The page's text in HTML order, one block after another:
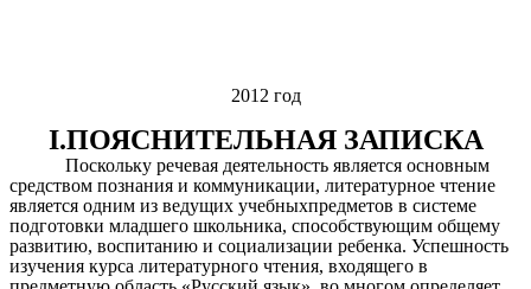
2012 год
I.ПОЯСНИТЕЛЬНАЯ ЗАПИСКА
Поскольку речевая деятельность является основным
средством познания и коммуникации, литературное чтение
является одним из ведущих учебныхпредметов в системе
подготовки младшего школьника, способствующим общему
развитию, воспитанию и социализации ребенка. Успешность
изучения курса литературного чтения, входящего в